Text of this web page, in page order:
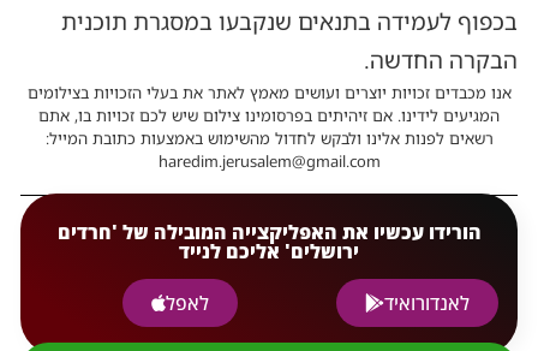
בכפוף לעמידה בתנאים שנקבעו במסגרת תוכנית
הבקרה החדשה.
אנו מכבדים זכויות יוצרים ועושים מאמץ לאתר את בעלי הזכויות בצילומים
המגיעים לידינו. אם זיהיתים בפרסומינו צילום שיש לכם זכויות בו, אתם
רשאים לפנות אלינו ולבקש לחדול מהשימוש באמצעות כתובת המייל:
haredim.jerusalem@gmail.com
הורידו עכשיו את האפליקצייה המובילה של 'חרדים
ירושלים' אליכם לנייד
לאנדורואיד
לאפל